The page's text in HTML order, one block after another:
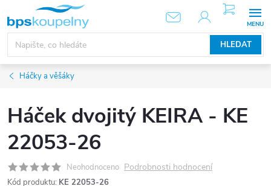
obsah
HLEDAT
NÁKUPNÍ
KOŠÍK
Háčky a věšáky
Háček dvojitý KEIRA - KE
22053-26
Neohodnoceno Podrobnosti hodnocení
Kód produktu: KE 22053-26